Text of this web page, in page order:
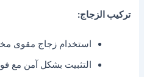
تركيب الزجاج:
استخدام زجاج مقوى
التثبيت بشكل آمن مع